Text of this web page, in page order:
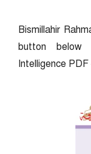
Bismillahir
button